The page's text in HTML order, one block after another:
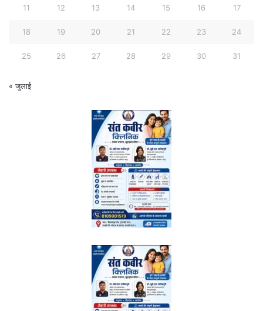
11 12 13 14 15 16 17
18 19 20 21 22 23 24
25 26 27 28 29 30 31
« जुलाई